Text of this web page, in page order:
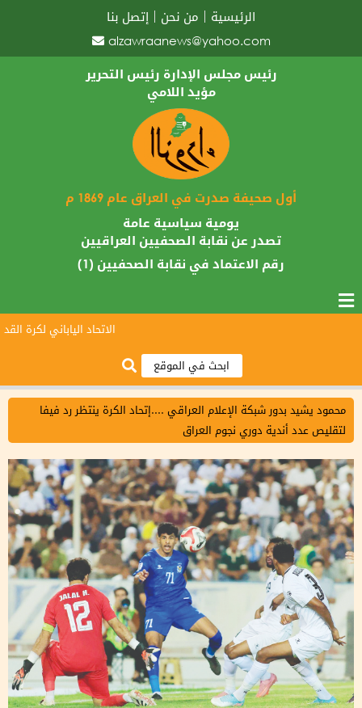
الرئيسية من نحن
إتصل بنا
alzawraanews@yahoo.com
رئيس مجلس الإدارة رئيس التحرير
مؤيد اللامي
أول صحيفة صدرت في العراق عام 1869 م
يومية سياسية عامة
تصدر عن نقابة الصحفيين العراقيين
رقم الاعتماد في نقابة الصحفيين (1)
الاتحاد الياباني لكرة القدم
محمود يشيد بدور شبكة الإعلام العراقي ....إتحاد الكرة ينتظر رد فيفا
لتقليص عدد أندية دوري نجوم العراق